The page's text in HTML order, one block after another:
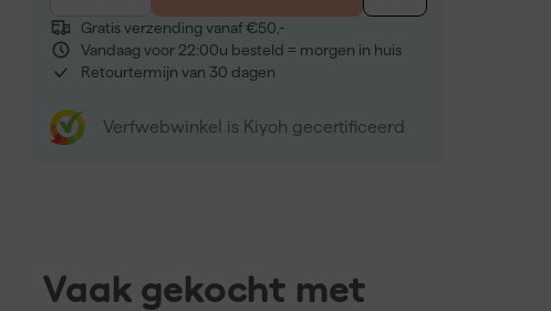
Gratis verzending vanaf €50,-
Vandaag voor 22:00u besteld = morgen in huis
Retourtermijn van 30 dagen
Verfwebwinkel is Kiyoh gecertificeerd
Vaak gekocht met